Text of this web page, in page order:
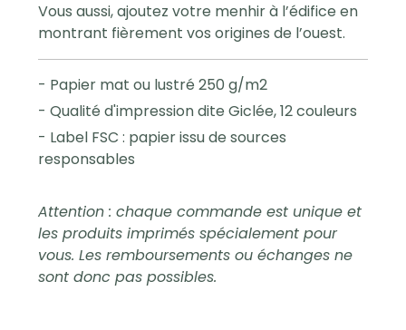
Vous aussi, ajoutez votre menhir à l’édifice en
montrant fièrement vos origines de l’ouest.
- Papier mat ou lustré 250 g/m2
- Qualité d'impression dite Giclée, 12 couleurs
- Label FSC : papier issu de sources
responsables
Attention : chaque commande est unique et
les produits imprimés spécialement pour
vous. Les remboursements ou échanges ne
sont donc pas possibles.